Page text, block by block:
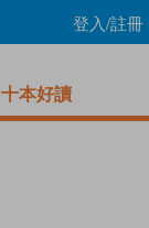
登入/註冊
十本好讀